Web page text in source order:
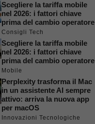
Scegliere la tariffa mobile
nel 2026: i fattori chiave
prima del cambio operatore
Consigli Tech
Scegliere la tariffa mobile
nel 2026: i fattori chiave
prima del cambio operatore
Mobile
Perplexity trasforma il Mac
in un assistente AI sempre
attivo: arriva la nuova app
per macOS
Innovazioni Tecnologiche